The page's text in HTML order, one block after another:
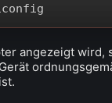
angezeigt wird,